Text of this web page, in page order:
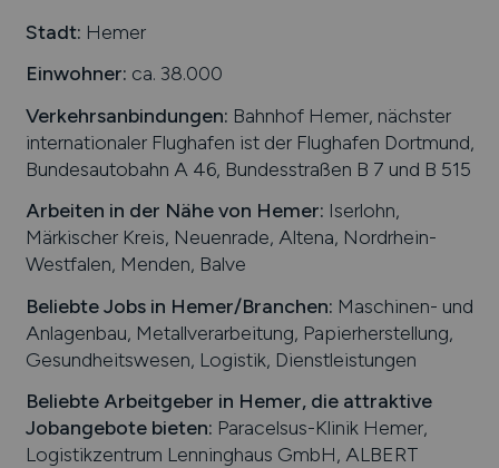
Stadt: Hemer
Einwohner: ca. 38.000
Verkehrsanbindungen: Bahnhof Hemer, nächster
internationaler Flughafen ist der Flughafen Dortmund,
Bundesautobahn A 46, Bundesstraßen B 7 und B 515
Arbeiten in der Nähe von Hemer: Iserlohn,
Märkischer Kreis, Neuenrade, Altena, Nordrhein-
Westfalen, Menden, Balve
Beliebte Jobs in Hemer/Branchen: Maschinen- und
Anlagenbau, Metallverarbeitung, Papierherstellung,
Gesundheitswesen, Logistik, Dienstleistungen
Beliebte Arbeitgeber in Hemer, die attraktive
Jobangebote bieten: Paracelsus-Klinik Hemer,
Logistikzentrum Lenninghaus GmbH, ALBERT